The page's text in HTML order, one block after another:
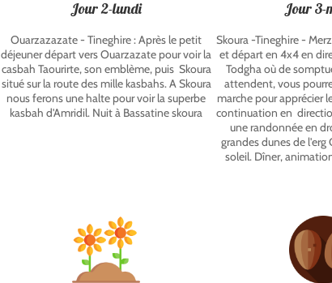
Jour 2-lundi
Ouarzazazate - Tineghire : Après le petit
déjeuner départ vers Ouarzazate pour voir la
casbah Taourirte, son emblème, puis Skoura
situé sur la route des mille kasbahs. A Skoura
nous ferons une halte pour voir la superbe
kasbah d'Amridil. Nuit à Bassatine skoura
Jour 3-
Skoura -Tineghire -
et départ en 4x4 en
Todgha où de
attendent, vous
marche pour apprécier
continuation en
une randonnée en
grandes dunes de l'erg
soleil. Dîner,